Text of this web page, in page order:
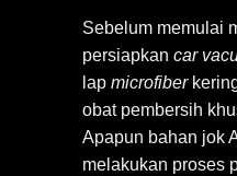
Sebelum memulai
persiapkan car
lap microfiber
obat pembersih
Apapun bahan jok
melakukan proses